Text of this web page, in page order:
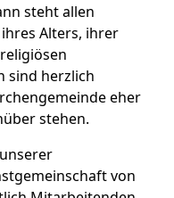
steht allen
Alters, ihrer
sind herzlich
eher
stehen.
von